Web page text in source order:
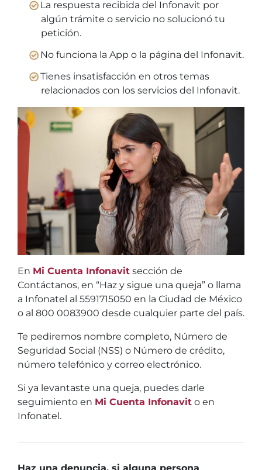
La respuesta recibida del Infonavit por
algún trámite o servicio no solucionó tu
petición.
No funciona la App o la página del Infonavit.
Tienes insatisfacción en otros temas
relacionados con los servicios del Infonavit.
En Mi Cuenta Infonavit sección de
Contáctanos, en “Haz y sigue una queja” o llama
a Infonatel al 5591715050 en la Ciudad de México
o al 800 0083900 desde cualquier parte del país.
Te pediremos nombre completo, Número de
Seguridad Social (NSS) o Número de crédito,
número telefónico y correo electrónico.
Si ya levantaste una queja, puedes darle
seguimiento en Mi Cuenta Infonavit o en
Infonatel.